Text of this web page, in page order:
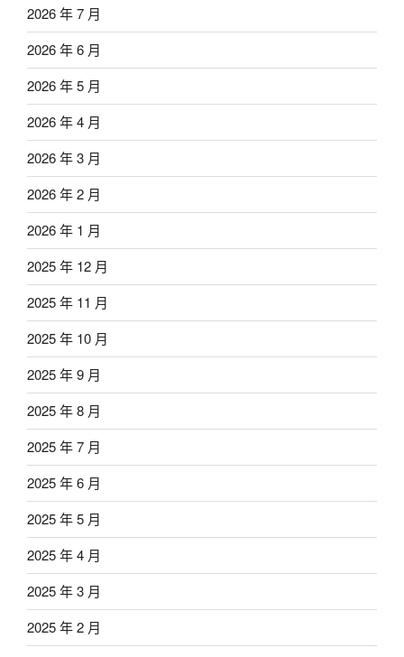
2026 年 7 月
2026 年 6 月
2026 年 5 月
2026 年 4 月
2026 年 3 月
2026 年 2 月
2026 年 1 月
2025 年 12 月
2025 年 11 月
2025 年 10 月
2025 年 9 月
2025 年 8 月
2025 年 7 月
2025 年 6 月
2025 年 5 月
2025 年 4 月
2025 年 3 月
2025 年 2 月